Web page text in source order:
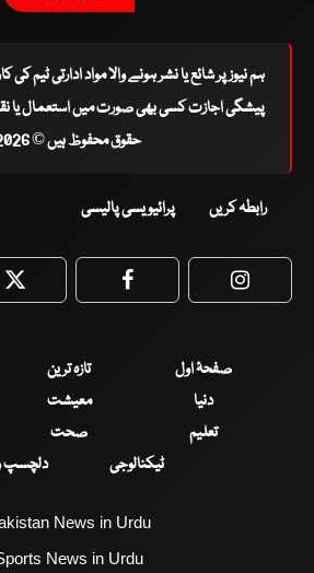
ہم نیوز پر شائع یا نشر ہونے والا مواد ادارتی ٹیم
پیشگی اجازت کسی بھی صورت میں استعمال یا
حقوق محفوظ ہیں © 2026
رابطہ کریں پرائیویسی پالیسی
Twitter Facebook
صفحۂ اول تازہ ترین
دنیا
معیشت
تعلیم
صحت
ٹیکنالوجی
دلچسپ
News in Urdu
News in Urdu